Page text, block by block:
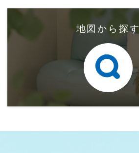
地図から探す